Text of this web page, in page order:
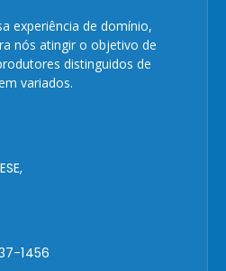
experiência de domínio,
nós atingir o objetivo de
distinguidos de
variados.
1456